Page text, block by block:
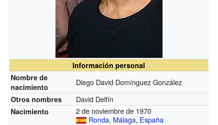
Información personal
Nombre de
nacimiento
Diego David Domínguez González
Otros nombres David Delfín
Nacimiento
2 de noviembre de 1970
Ronda, Málaga, España